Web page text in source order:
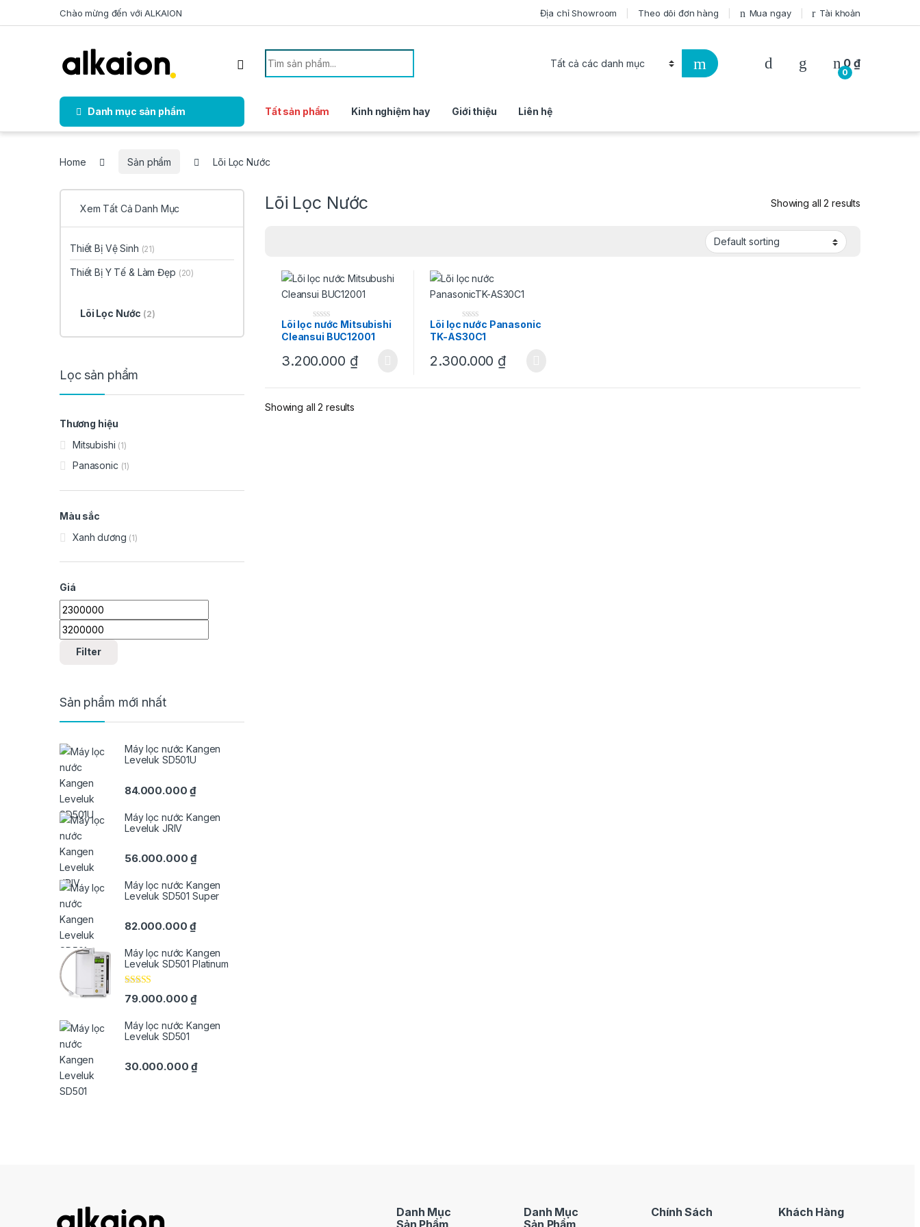
Skip to navigationChào mừng đến với ALKAION Địa chỉ Showroom Theo dõi đơn hàng Mua ngay Tài khoản
Search for:
0
0₫
Danh mục sản phẩm Tất sản phẩm Kinh nghiệm hay Giới thiệu Liên hệ
Home Sản phẩm Lõi Lọc Nước
Lõi Lọc Nước Showing all 2 results
Lõi lọc nước Mitsubishi
Cleansui BUC12001
3.200.000 ₫
Lõi lọc nước Panasonic
TK-AS30C1
2.300.000 ₫
Showing all 2 results
Xem Tất Cả Danh Mục
Thiết Bị Vệ Sinh (21)
Thiết Bị Y Tế & Làm Đẹp (20)
Lõi Lọc Nước (2)
Lọc sản phẩm
Thương hiệu
Mitsubishi (1)
Panasonic (1)
Màu sắc
Xanh dương (1)
Giá
Min price
Max price
Filter
Sản phẩm mới nhất
Máy lọc nước Kangen
Leveluk SD501U
84.000.000₫
Máy lọc nước Kangen
Leveluk JRIV
56.000.000₫
Máy lọc nước Kangen
Leveluk SD501 Super
82.000.000₫
Máy lọc nước Kangen
Leveluk SD501 Platinum
Rated 5.00
out of 5
79.000.000₫
Máy lọc nước Kangen
Leveluk SD501
30.000.000₫
Danh Mục
Danh Mục
Chính Sách Khách Hàng